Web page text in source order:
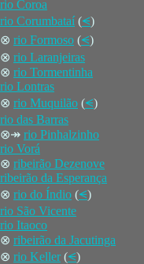
rio Coroa
rio Corumbataí (⪪)
⊗ rio Formoso (⪪)
⊗ rio Laranjeiras
⊗ rio Tormentinha
rio Lontras
⊗ rio Muquilão (⪪)
rio das Barras
⊗↠ rio Pinhalzinho
rio Vorá
⊗ ribeirão Dezenove
ribeirão da Esperança
⊗ rio do Índio (⪪)
rio São Vicente
rio Itaoco
⊗ ribeirão da Jacutinga
⊗ rio Keller (⪪)